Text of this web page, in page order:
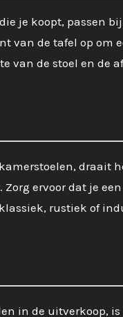
je koopt, passen
van de tafel op om
van de stoel en de
draait
ervoor dat je
rustiek of
in de uitverkoop,